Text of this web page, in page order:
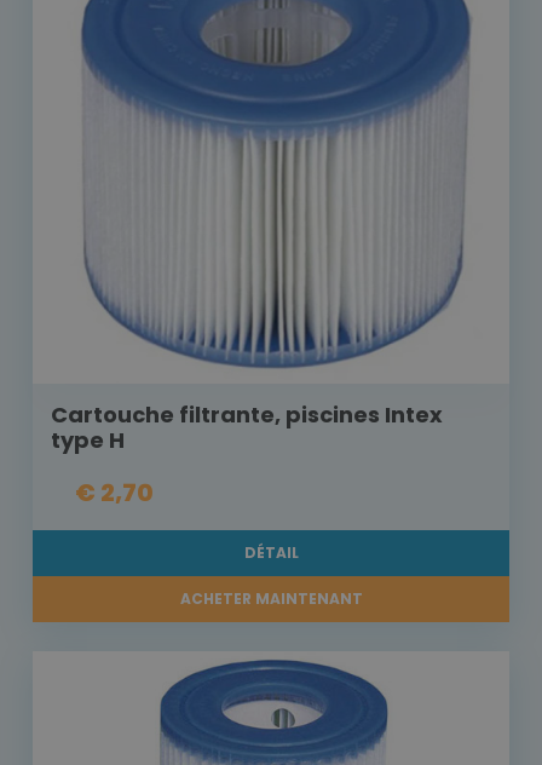
Cartouche filtrante, piscines Intex
type H
€ 2,70
DÉTAIL
ACHETER MAINTENANT